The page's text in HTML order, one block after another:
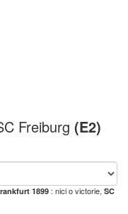
Freiburg (E2)
1899 : nici o victorie, SC